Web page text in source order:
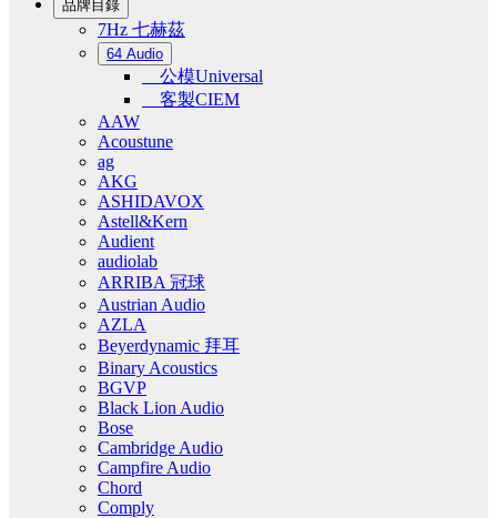
品牌目錄
7Hz 七赫茲
64 Audio
公模Universal
客製CIEM
AAW
Acoustune
ag
AKG
ASHIDAVOX
Astell&Kern
Audient
audiolab
ARRIBA 冠球
Austrian Audio
AZLA
Beyerdynamic 拜耳
Binary Acoustics
BGVP
Black Lion Audio
Bose
Cambridge Audio
Campfire Audio
Chord
Comply